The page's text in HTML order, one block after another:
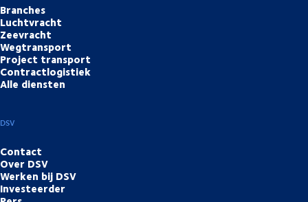
Branches
Luchtvracht
Zeevracht
Wegtransport
Project transport
Contractlogistiek
Alle diensten
DSV
Contact
Over DSV
Werken bij DSV
Investeerder